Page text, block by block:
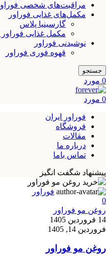
مراقبت‌های شخصی
مکمل‌های غذایی فوراور
گارسینیا پلاس
مکمل غذایی فوراور
نوشیدنی فوراور
قهوه فوری فوراور
جستجو
0 مورد
0 مورد
فوراور ایران
فروشگاه
مقالات
درباره ما
تماس باما
پیشنهاد شگفت انگیز
فوراور
0
روغن مو فوراور
14 فروردین 1405
فروردین 14, 1405
روغن مو فوراور